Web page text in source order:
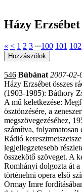
Házy
« < 1 2 3 ∙∙∙100 101 102
546 Búbánat 2007-02-
Házy Erzsébet összes
(1903-1985): Báthory
A mű keletkezése:
ösztönzésére, a
megszövegezéséhez,
számítva,
Rádió
legjellegzetesebb
összekötő szöveget. A
Romhányi dolgozta át a
történelmi opera első
Ormay Imre